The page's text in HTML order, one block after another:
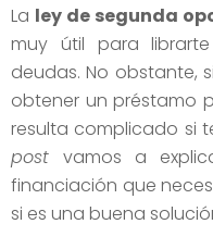
La ley de segunda
muy útil para
deudas. No obstante,
obtener un préstamo
resulta complicado si
post vamos a
financiación que
si es una buena